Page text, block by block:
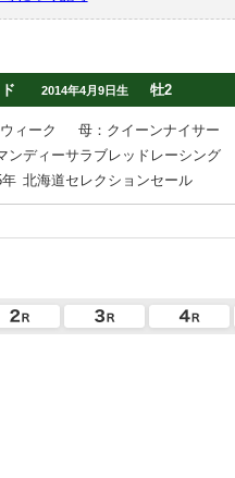
2014年4月9日生 牡2
ィーク
母：クイーンナイサー
ンディーサラブレッドレーシング
北海道セレクションセール